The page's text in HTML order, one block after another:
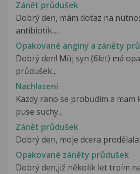
Zánět průdušek
Dobrý den, mám dotaz na
antibiotik....
Opakované angíny a záněty
Dobrý den! Můj syn (6let) má
průdušek...
Nachlazení
Kazdy rano se probudim a mam
puse suchy...
Zánět průdušek
Dobrý den, moje dcera
Opakované záněty průdušek
Dobrý den,již několik let trpím